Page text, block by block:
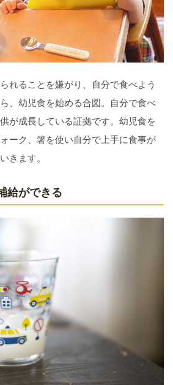
れることを嫌がり、自分で食べよう
、幼児食を始める合図。自分で食べ
が成長している証拠です。幼児食を
ーク、箸を使い自分で上手に食事が
きます。
給ができる